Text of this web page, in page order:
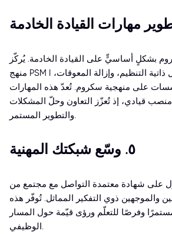
بشكلٍ أساسيٍّ على القيادة الخادمة. يُركّز
منهج PSM I على تعزيز فرق العمل ذاتية التنظيم، وإزالة المعوقات،
على منهجية سكروم. تُعدّ هذه المهارات
منصب قيادي، إذ تُعزّز التعاون وحلّ المشكلات
والتطوير المستمر.
٥. وسّع شبكتك المهنية
على شهادة معتمدة التواصل مع مجتمع من
والموجهين ذوي التفكير المماثل. تُوفّر هذه
وفرصًا للتعلّم ورؤى قيّمة حول المسار
الوظيفي.